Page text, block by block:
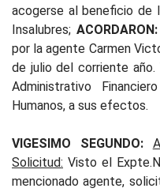
acogerse al beneficio de
Insalubres; ACORDARON:
por la agente Carmen
de julio del corriente
Administrativo
Humanos, a sus efectos.
VIGESIMO SEGUNDO:
Solicitud: Visto el
mencionado agente,